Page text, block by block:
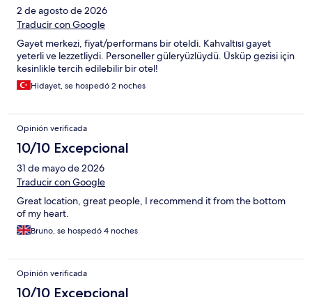
2 de agosto de 2026
Traducir con Google
Gayet merkezi, fiyat/performans bir oteldi. Kahvaltısı gayet
yeterli ve lezzetliydi. Personeller güleryüzlüydü. Üsküp gezisi için
kesinlikle tercih edilebilir bir otel!
Hidayet, se hospedó 2 noches
Opinión verificada
10/10 Excepcional
31 de mayo de 2026
Traducir con Google
Great location, great people, I recommend it from the bottom
of my heart.
Bruno, se hospedó 4 noches
Opinión verificada
10/10 Excepcional